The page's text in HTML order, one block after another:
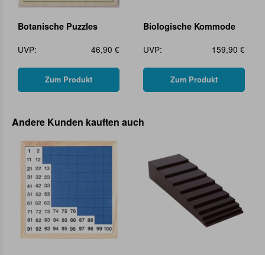
Botanische Puzzles
UVP:
46,90 €
Zum Produkt
Biologische Kommode
UVP:
159,90 €
Zum Produkt
Andere Kunden kauften auch